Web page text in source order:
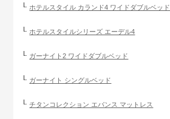
ホテルスタイル カランド4 ワイドダブルベッド
ホテルスタイルシリーズ エーデル4
ガーナイト2 ワイドダブルベッド
ガーナイト シングルベッド
チタンコレクション エバンス マットレス